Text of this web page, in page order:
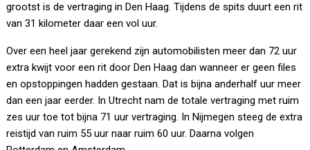
grootst is de vertraging in Den Haag. Tijdens de spits duurt een rit
van 31 kilometer daar een vol uur.
Over een heel jaar gerekend zijn automobilisten meer dan 72 uur
extra kwijt voor een rit door Den Haag dan wanneer er geen files
en opstoppingen hadden gestaan. Dat is bijna anderhalf uur meer
dan een jaar eerder. In Utrecht nam de totale vertraging met ruim
zes uur toe tot bijna 71 uur vertraging. In Nijmegen steeg de extra
reistijd van ruim 55 uur naar ruim 60 uur. Daarna volgen